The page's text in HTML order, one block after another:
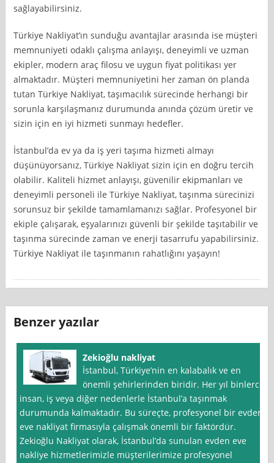
sağlayabilirsiniz.
Türkiye Nakliyat’ın sunduğu avantajlar arasında ise müşteri
memnuniyeti odaklı çalışma anlayışı, deneyimli ve uzman
ekipler, modern araç filosu ve uygun fiyat politikası yer
almaktadır. Müşteri memnuniyetini her zaman ön planda
tutan Türkiye Nakliyat, taşımacılık sürecinde herhangi bir
sorunla karşılaşmanız durumunda anında çözüm üretir ve
sizin için en iyi hizmeti sunmayı hedefler.
İstanbul’da ev ya da iş yeri taşıma hizmeti almayı
düşünüyorsanız, Türkiye Nakliyat sizin için en doğru tercih
olabilir. Kaliteli hizmet anlayışı, güvenilir ekipmanları ve
deneyimli personeli ile Türkiye Nakliyat, taşınma sürecinizi
sorunsuz bir şekilde tamamlamanızı sağlar. Profesyonel bir
ekiple çalışarak, eşyalarınızı güvenli bir şekilde taşıtabilir ve
taşınma sürecinde zaman ve enerji tasarrufu yapabilirsiniz.
Türkiye Nakliyat ile taşınmanın rahatlığını yaşayın!
Benzer yazılar
Zekioğlu nakliyat
İstanbul, Türkiye’nin en kalabalık ve en
önemli şehirlerinden biridir. Her yıl binlerce
insan, iş veya diğer nedenlerle İstanbul’a taşınmak
durumunda kalmaktadır. Bu süreçte, profesyonel bir evden
eve nakliyat firmasıyla çalışmak önemli bir faktördür.
Zekioğlu Nakliyat olarak, İstanbul’da sunulan evden eve
nakliye hizmetlerimizle müşterilerimize profesyonel